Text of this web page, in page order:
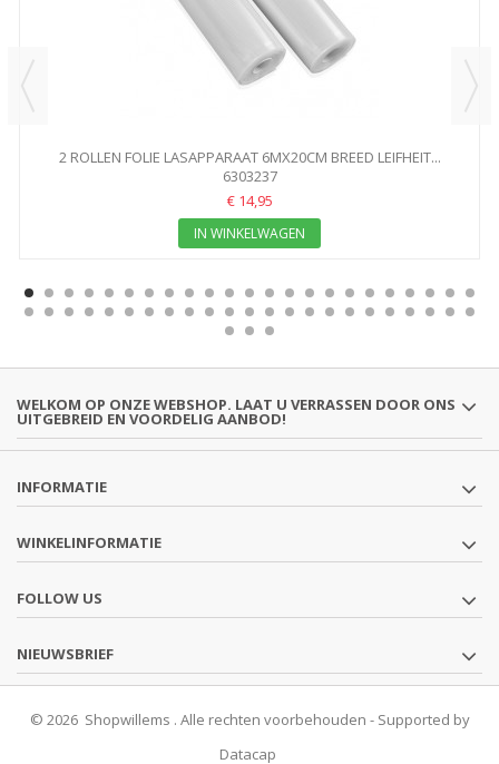
2 ROLLEN FOLIE LASAPPARAAT 6MX20CM BREED LEIFHEIT...
6303237
€ 14,95
IN WINKELWAGEN
WELKOM OP ONZE WEBSHOP. LAAT U VERRASSEN DOOR ONS
UITGEBREID EN VOORDELIG AANBOD!
INFORMATIE
WINKELINFORMATIE
FOLLOW US
NIEUWSBRIEF
© 2026 Shopwillems . Alle rechten voorbehouden - Supported by
Datacap